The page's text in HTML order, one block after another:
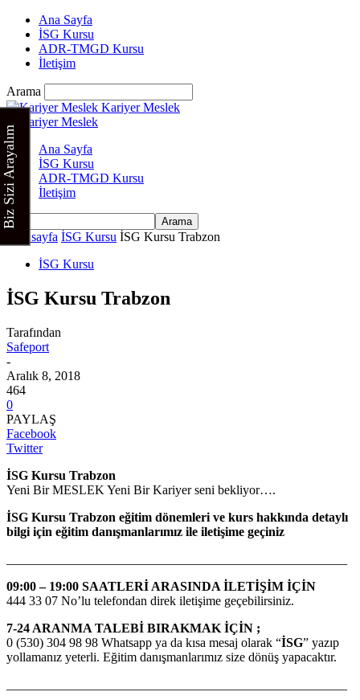
Ana Sayfa
İSG Kursu
ADR-TMGD Kursu
İletişim
Arama
Kariyer Meslek
Ana Sayfa
İSG Kursu
ADR-TMGD Kursu
İletişim
Ana sayfa İSG Kursu İSG Kursu Trabzon
İSG Kursu
İSG Kursu Trabzon
Tarafından
Safeport
-
Aralık 8, 2018
464
0
PAYLAŞ
Facebook
Twitter
İSG Kursu Trabzon
Yeni Bir MESLEK Yeni Bir Kariyer seni bekliyor….
İSG Kursu Trabzon eğitim dönemleri ve kurs hakkında detaylı
bilgi için eğitim danışmanlarımız ile iletişime geçiniz
09:00 – 19:00 SAATLERİ ARASINDA İLETİŞİM İÇİN
444 33 07 No’lu telefondan direk iletişime geçebilirsiniz.
7-24 ARANMA TALEBİ BIRAKMAK İÇİN ;
0 (530) 304 98 98 Whatsapp ya da kısa mesaj olarak “İSG” yazıp
yollamanız yeterli. Eğitim danışmanlarımız size dönüş yapacaktır.
Biz Sizi Arayalım